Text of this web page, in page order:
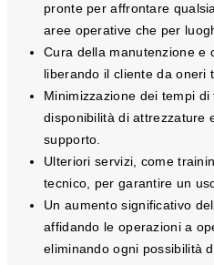
pronte per affrontare
aree operative che per
Cura della manutenzione e
liberando il cliente da oneri
Minimizzazione dei tempi
disponibilità di attrezzature
supporto.
Ulteriori servizi, come
tecnico, per garantire un
Un aumento significativo
affidando le operazioni a
eliminando ogni possibilità